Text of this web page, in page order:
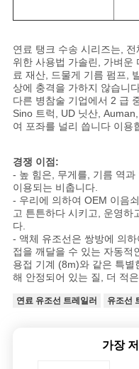
연료 탱크 수송 시리즈는,
위한 사용법 가솔린, 가벼운
료 재산, 드물게 기름 펌프,
상에 충격을 가하지 않습니
다른 병참술 기업에서 2 급
Sino 트럭, UD 닛산,
여 포좌를 널리 씁니다 이용
경쟁 이점:
- 높 힘은, 무게를, 기름 역
이용되는 비춥니다.
- 우리에 의하여 OEM 이음
고 튼튼하다 시키고, 운영하
다.
- 액체 유조선은 쌍방에 의
접을 깨달을 수 있는 자동적
용접 기계 (8m)와 같은 특별
해 안정되어 있는 질, 더 적
연료 유조선 트레일러 유조선
가장